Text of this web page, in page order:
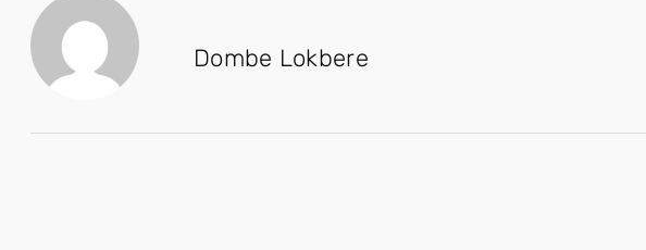
Dombe Lokbere